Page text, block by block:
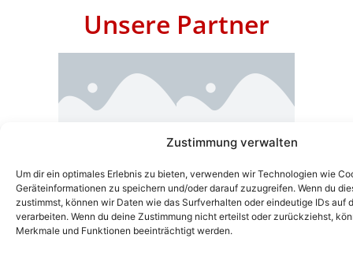
Zustimmung verwalten
Um dir ein optimales Erlebnis zu bieten, verwenden wir Technologien wie
Geräteinformationen zu speichern und/oder darauf zuzugreifen. Wenn du
zustimmst, können wir Daten wie das Surfverhalten oder eindeutige IDs auf
verarbeiten. Wenn du deine Zustimmung nicht erteilst oder zurückziehst,
Merkmale und Funktionen beeinträchtigt werden.
Unsere Partner